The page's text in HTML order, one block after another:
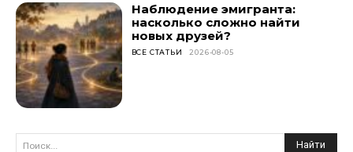
Наблюдение эмигранта:
насколько сложно найти
новых друзей?
ВСЕ СТАТЬИ 2026-08-05
Поиск... Найти